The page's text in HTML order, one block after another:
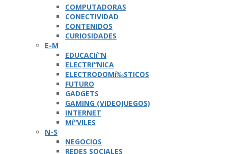
COMPUTADORAS
CONECTIVIDAD
CONTENIDOS
CURIOSIDADES
E-M
EDUCACIí“N
ELECTRí“NICA
ELECTRODOMí‰STICOS
FUTURO
GADGETS
GAMING (VIDEOJUEGOS)
INTERNET
Mí“VILES
N-S
NEGOCIOS
REDES SOCIALES